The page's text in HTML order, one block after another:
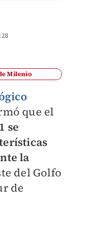
Milenio
que el
se
la
del Golfo
de